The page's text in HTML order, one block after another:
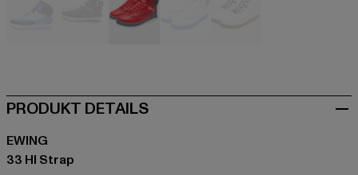
PRODUKT DETAILS
EWING
33 HI Strap